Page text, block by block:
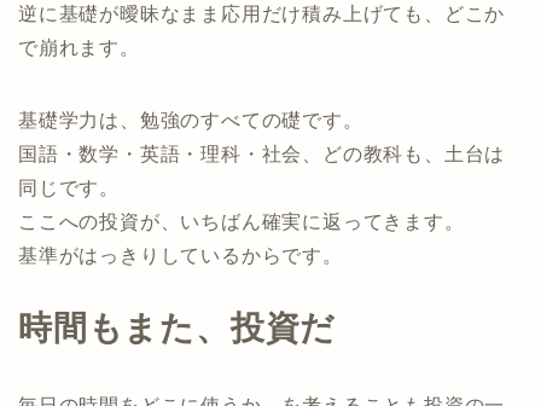
逆に基礎が曖昧なまま応用だけ積み上げても、どこか
で崩れます。
基礎学力は、勉強のすべての礎です。
国語・数学・英語・理科・社会、どの教科も、土台は
同じです。
ここへの投資が、いちばん確実に返ってきます。
基準がはっきりしているからです。
時間もまた、投資だ